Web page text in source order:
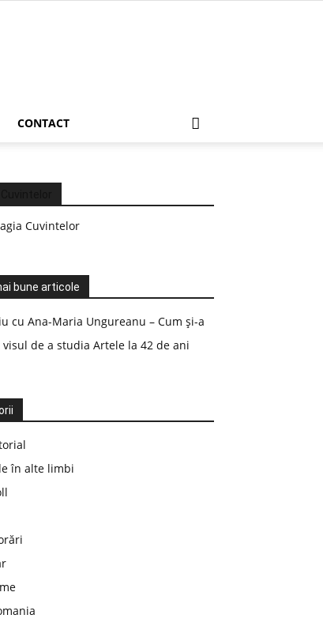
CONTACT
Cuvintelor
bune articole
cu Ana-Maria Ungureanu – Cum și-a
de a studia Artele la 42 de ani
în alte limbi